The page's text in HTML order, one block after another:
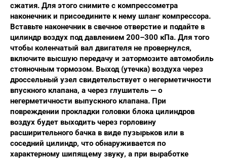
сжатия. Для этого снимите с компрессометра
наконечник и присоедините к нему шланг компрессора.
Вставьте наконечник в свечное отверстие и подайте в
цилиндр воздух под давлением 200–300 кПа. Для того
чтобы коленчатый вал двигателя не провернулся,
включите высшую передачу и затормозите автомобиль
стояночным тормозом. Выход (утечка) воздуха через
дроссельный узел свидетельствует о негерметичности
впускного клапана, а через глушитель — о
негерметичности выпускного клапана. При
повреждении прокладки головки блока цилиндров
воздух будет выходить через горловину
расширительного бачка в виде пузырьков или в
соседний цилиндр, что обнаруживается по
характерному шипящему звуку, а при выработке